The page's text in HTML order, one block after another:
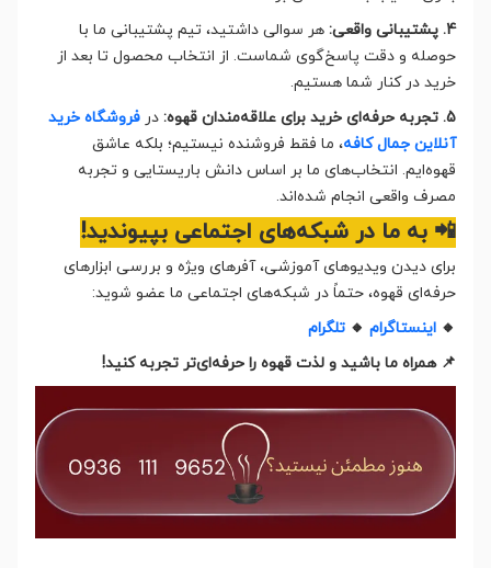
4. پشتیبانی واقعی:
هر سوالی داشتید، تیم پشتیبانی ما با
حوصله و دقت پاسخ‌گوی شماست. از انتخاب محصول تا بعد از
خرید در کنار شما هستیم.
5. تجربه حرفه‌ای خرید برای علاقه‌مندان قهوه:
در فروشگاه خرید
آنلاین جمال کافه، ما فقط فروشنده نیستیم؛ بلکه عاشق
قهوه‌ایم. انتخاب‌های ما بر اساس دانش باریستایی و تجربه
مصرف واقعی انجام شده‌اند.
📲 به ما در شبکه‌های اجتماعی بپیوندید!
برای دیدن ویدیوهای آموزشی، آفرهای ویژه و بررسی ابزارهای
حرفه‌ای قهوه، حتماً در شبکه‌های اجتماعی ما عضو شوید:
🔸 اینستاگرام 🔸 تلگرام
📌 همراه ما باشید و لذت قهوه را حرفه‌ای‌تر تجربه کنید!